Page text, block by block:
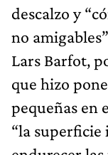
descalzo y
no
Lars Barfot,
que hizo
pequeñas en
“la